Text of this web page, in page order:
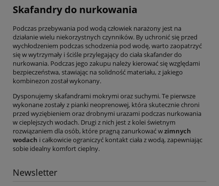
Skafandry do nurkowania
Podczas przebywania pod wodą człowiek narażony jest na
działanie wielu niekorzystnych czynników. By uchronić się przed
wychłodzeniem podczas schodzenia pod wodę, warto zaopatrzyć
się w wytrzymały i ściśle przylegający do ciała skafander do
nurkowania. Podczas jego zakupu należy kierować się względami
bezpieczeństwa, stawiając na solidność materiału, z jakiego
kombinezon został wykonany.
Dysponujemy skafandrami mokrymi oraz suchymi. Te pierwsze
wykonane zostały z pianki neoprenowej, która skutecznie chroni
przed wyziębieniem oraz drobnymi urazami podczas nurkowania
w cieplejszych wodach. Drugi z nich jest z kolei świetnym
rozwiązaniem dla osób, które pragną zanurkować wzimnych
wodach i całkowicie ograniczyć kontakt ciała z wodą, zapewniając
sobie idealny komfort cieplny.
Newsletter